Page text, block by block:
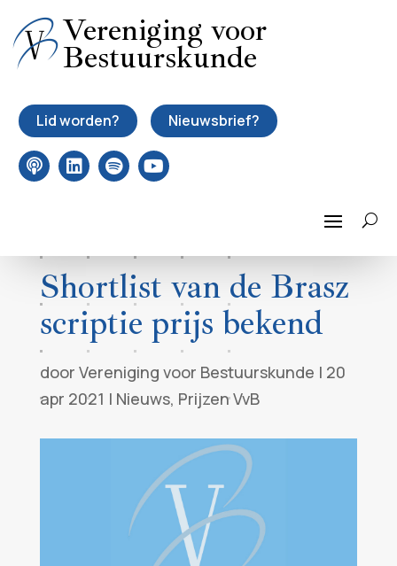
Vereniging voor
Bestuurskunde
Lid worden? Nieuwsbrief?
Shortlist van de Brasz
scriptie prijs bekend
door Vereniging voor Bestuurskunde | 20
apr 2021 | Nieuws, Prijzen VvB